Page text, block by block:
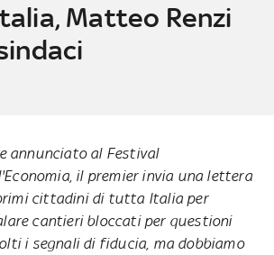
Matteo Renzi
annunciato al Festival
il premier invia una lettera
cittadini di tutta Italia per
cantieri bloccati per questioni
i segnali di fiducia, ma dobbiamo